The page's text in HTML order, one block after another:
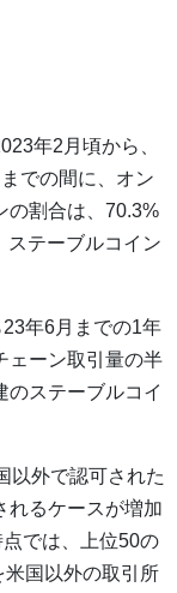
年2月頃から、
での間に、オン
の割合は、70.3%
ステーブルコイン
年6月までの1年
ェーン取引量の半
のステーブルコイ
以外で認可された
れるケースが増加
では、上位50の
国以外の取引所